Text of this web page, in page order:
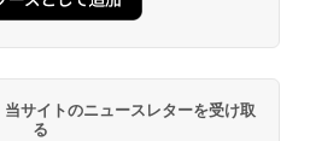
サイトのニュースレターを受け取
る